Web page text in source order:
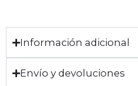
Información adicional
Envío y devoluciones